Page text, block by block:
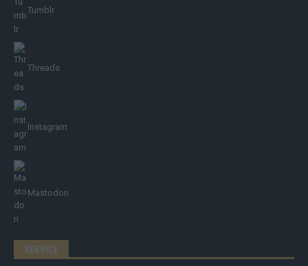
Tumblr
Threads
Instagram
Mastodon
SERVICE